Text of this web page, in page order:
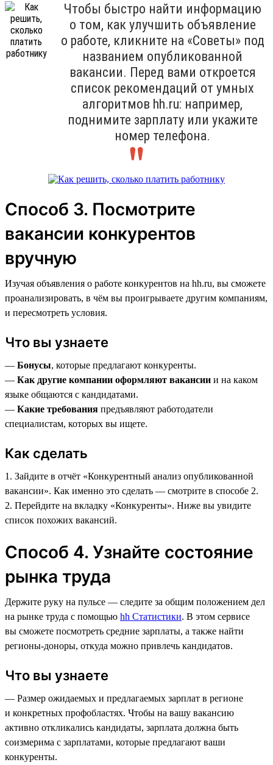
Чтобы быстро найти информацию
о том, как улучшить объявление
о работе, кликните на «Советы» под
названием опубликованной
вакансии. Перед вами откроется
список рекомендаций от умных
алгоритмов hh.ru: например,
поднимите зарплату или укажите
номер телефона.
Способ 3. Посмотрите
вакансии конкурентов
вручную
Изучая объявления о работе конкурентов на hh.ru, вы сможете
проанализировать, в чём вы проигрываете другим компаниям,
и пересмотреть условия.
Что вы узнаете
— Бонусы, которые предлагают конкуренты.
— Как другие компании оформляют вакансии и на каком
языке общаются с кандидатами.
— Какие требования предъявляют работодатели
специалистам, которых вы ищете.
Как сделать
1. Зайдите в отчёт «Конкурентный анализ опубликованной
вакансии». Как именно это сделать — смотрите в способе 2.
2. Перейдите на вкладку «Конкуренты». Ниже вы увидите
список похожих вакансий.
Способ 4. Узнайте состояние
рынка труда
Держите руку на пульсе — следите за общим положением дел
на рынке труда с помощью hh Статистики. В этом сервисе
вы сможете посмотреть средние зарплаты, а также найти
регионы-доноры, откуда можно привлечь кандидатов.
Что вы узнаете
— Размер ожидаемых и предлагаемых зарплат в регионе
и конкретных профобластях. Чтобы на вашу вакансию
активно откликались кандидаты, зарплата должна быть
соизмерима с зарплатами, которые предлагают ваши
конкуренты.